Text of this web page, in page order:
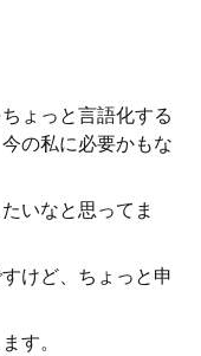
ょっと言語化する
の私に必要かもな
いなと思ってま
けど、ちょっと申
す。